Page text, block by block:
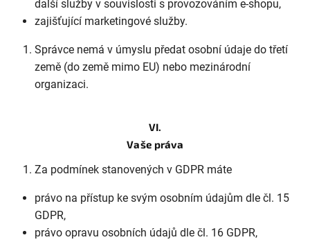
další služby v souvislosti s provozováním e-shopu,
zajišťující marketingové služby.
Správce nemá v úmyslu předat osobní údaje do třetí
země (do země mimo EU) nebo mezinárodní
organizaci.
VI.
Vaše práva
Za podmínek stanovených v GDPR máte
právo na přístup ke svým osobním údajům dle čl. 15
GDPR,
právo opravu osobních údajů dle čl. 16 GDPR,